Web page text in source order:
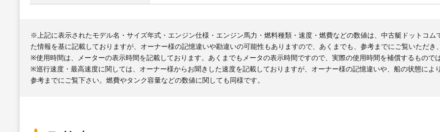
※上記に表示されたモデル名・サイズ年式・エンジン仕様・エンジン馬力・燃料種類・速度・燃費などの数値は、中古艇ドットコ
た情報を基に記載しておりますが、オーナー様の記憶違いや勘違いの可能性もありますので、あくまでも、参考までにご覧いただ
※使用時間は、メーターの表示時間を記載しております。あくまでもメータの表示時間ですので、実際の使用時間を補償するもので
※巡行速度・最高速度に関しては、オーナー様からお聞きした速度を記載しておりますが、オーナー様の記憶違いや、船の状態に
参考までにご覧下さい。燃費やタンク容量などの数値に関しても同様です。